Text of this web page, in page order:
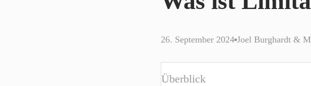
26. September 2024 Joel Burghardt &
Überblick